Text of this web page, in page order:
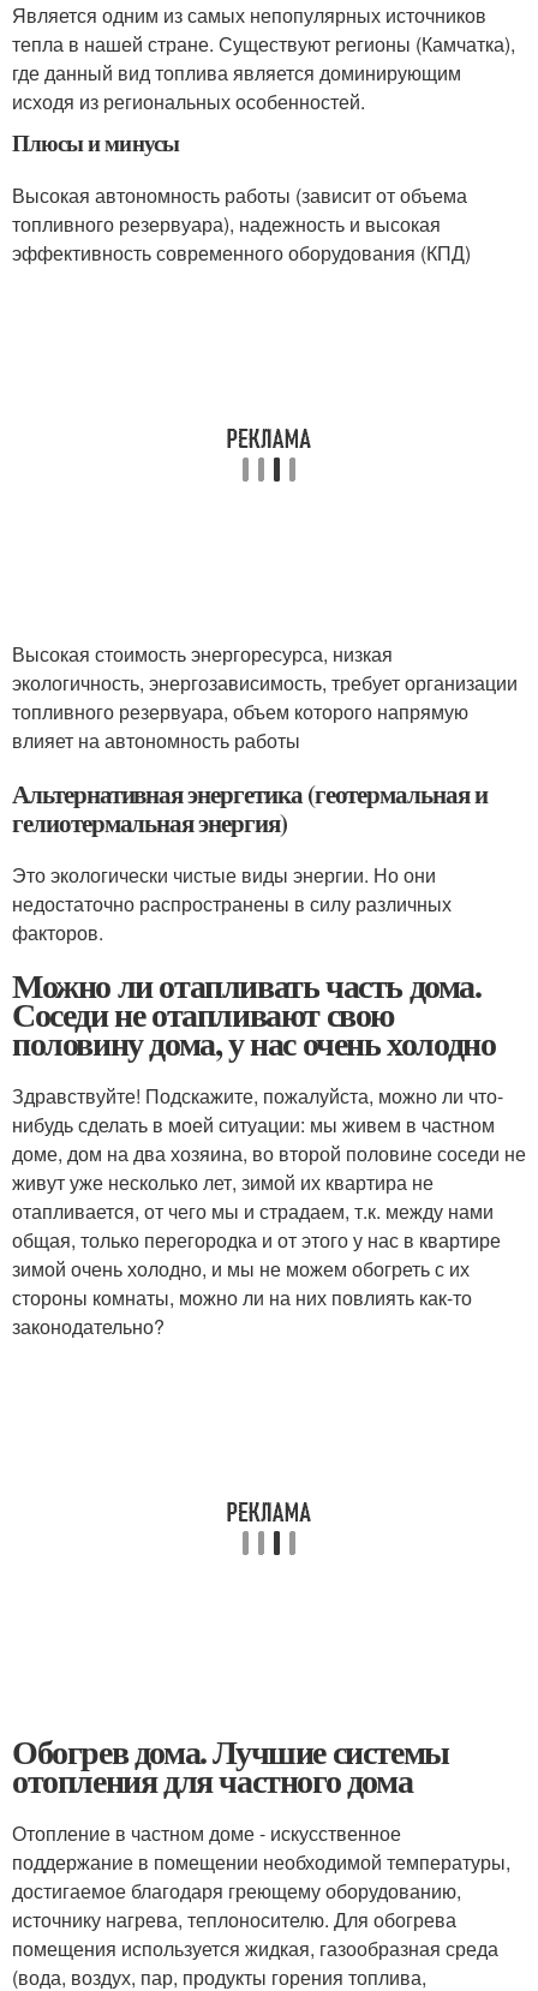
Является одним из самых непопулярных источников
тепла в нашей стране. Существуют регионы (Камчатка),
где данный вид топлива является доминирующим
исходя из региональных особенностей.
Плюсы и минусы
Высокая автономность работы (зависит от объема
топливного резервуара), надежность и высокая
эффективность современного оборудования (КПД)
Высокая стоимость энергоресурса, низкая
экологичность, энергозависимость, требует организации
топливного резервуара, объем которого напрямую
влияет на автономность работы
Альтернативная энергетика (геотермальная и
гелиотермальная энергия)
Это экологически чистые виды энергии. Но они
недостаточно распространены в силу различных
факторов.
Можно ли отапливать часть дома.
Соседи не отапливают свою
половину дома, у нас очень холодно
Здравствуйте! Подскажите, пожалуйста, можно ли что-
нибудь сделать в моей ситуации: мы живем в частном
доме, дом на два хозяина, во второй половине соседи не
живут уже несколько лет, зимой их квартира не
отапливается, от чего мы и страдаем, т.к. между нами
общая, только перегородка и от этого у нас в квартире
зимой очень холодно, и мы не можем обогреть с их
стороны комнаты, можно ли на них повлиять как-то
законодательно?
Обогрев дома. Лучшие системы
отопления для частного дома
Отопление в частном доме - искусственное
поддержание в помещении необходимой температуры,
достигаемое благодаря греющему оборудованию,
источнику нагрева, теплоносителю. Для обогрева
помещения используется жидкая, газообразная среда
(вода, воздух, пар, продукты горения топлива,